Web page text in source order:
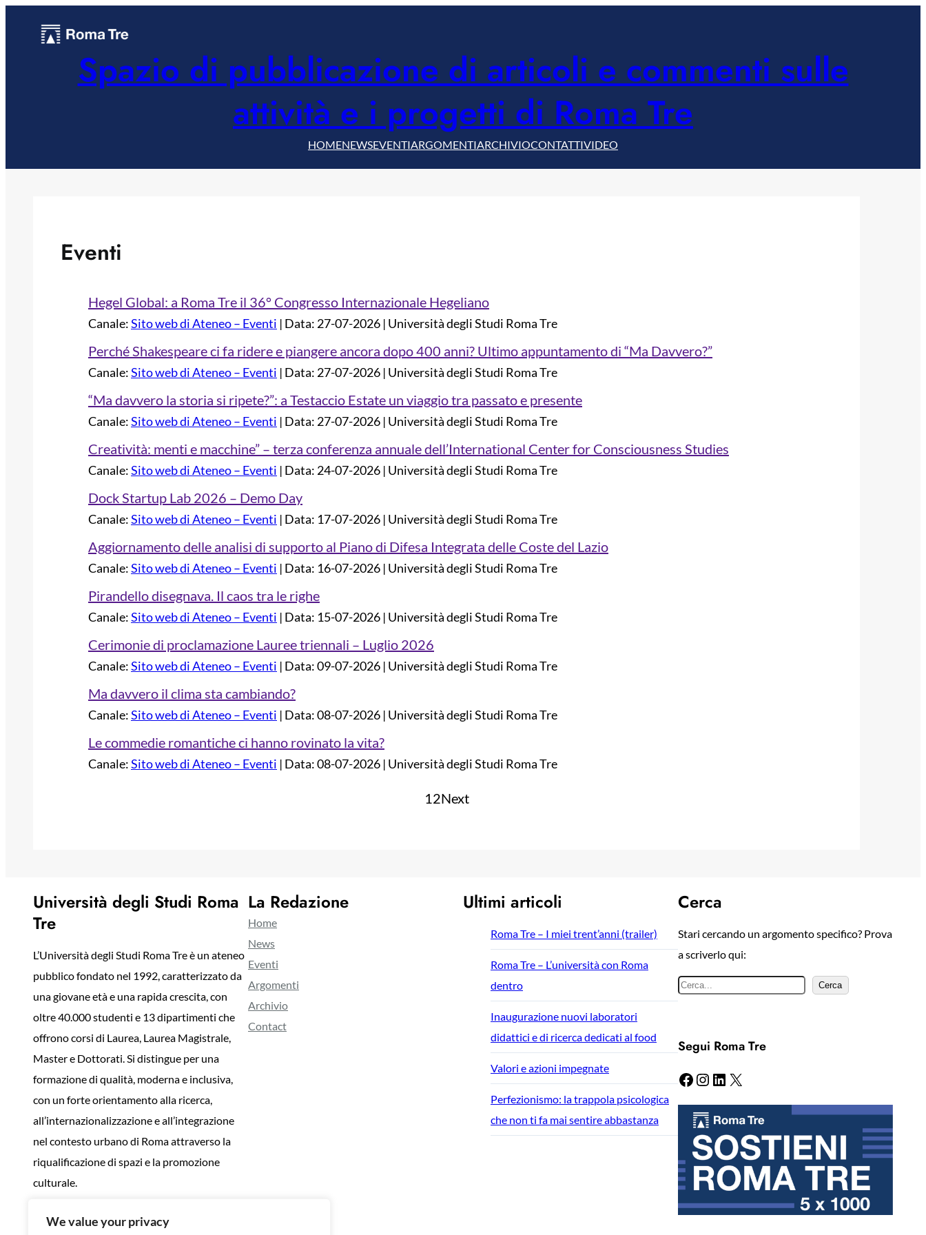
We value your privacy
Spazio di pubblicazione di articoli e commenti sulle
attività e i progetti di Roma Tre
HOMENEWSEVENTIARGOMENTIARCHIVIOCONTATTIVIDEO
Eventi
Hegel Global: a Roma Tre il 36° Congresso Internazionale Hegeliano
Canale:Sito web di Ateneo – Eventi Data: 27-07-2026 Università degli Studi Roma Tre
Perché Shakespeare ci fa ridere e piangere ancora dopo 400 anni? Ultimo appuntamento di “Ma Davvero?”
Canale:Sito web di Ateneo – Eventi Data: 27-07-2026 Università degli Studi Roma Tre
“Ma davvero la storia si ripete?”: a Testaccio Estate un viaggio tra passato e presente
Canale:Sito web di Ateneo – Eventi Data: 27-07-2026 Università degli Studi Roma Tre
Creatività: menti e macchine” – terza conferenza annuale dell’International Center for Consciousness Studies
Canale:Sito web di Ateneo – Eventi Data: 24-07-2026 Università degli Studi Roma Tre
Dock Startup Lab 2026 – Demo Day
Canale:Sito web di Ateneo – Eventi Data: 17-07-2026 Università degli Studi Roma Tre
Aggiornamento delle analisi di supporto al Piano di Difesa Integrata delle Coste del Lazio
Canale:Sito web di Ateneo – Eventi Data: 16-07-2026 Università degli Studi Roma Tre
Pirandello disegnava. Il caos tra le righe
Canale:Sito web di Ateneo – Eventi Data: 15-07-2026 Università degli Studi Roma Tre
Cerimonie di proclamazione Lauree triennali – Luglio 2026
Canale:Sito web di Ateneo – Eventi Data: 09-07-2026 Università degli Studi Roma Tre
Ma davvero il clima sta cambiando?
Canale:Sito web di Ateneo – Eventi Data: 08-07-2026 Università degli Studi Roma Tre
Le commedie romantiche ci hanno rovinato la vita?
Canale:Sito web di Ateneo – Eventi Data: 08-07-2026 Università degli Studi Roma Tre
12Next
Università degli Studi Roma
Tre
L’Università degli Studi Roma Tre è un ateneo
pubblico fondato nel 1992, caratterizzato da
una giovane età e una rapida crescita, con
oltre 40.000 studenti e 13 dipartimenti che
offrono corsi di Laurea, Laurea Magistrale,
Master e Dottorati. Si distingue per una
formazione di qualità, moderna e inclusiva,
con un forte orientamento alla ricerca,
all’internazionalizzazione e all’integrazione
nel contesto urbano di Roma attraverso la
riqualificazione di spazi e la promozione
culturale.
LinkedIn InstagramFacebook
La Redazione
Home
News
Eventi
Argomenti
Archivio
Contact
Ultimi articoli
Roma Tre – I miei trent’anni (trailer)
Roma Tre – L’università con Roma
dentro
Inaugurazione nuovi laboratori
didattici e di ricerca dedicati al food
Valori e azioni impegnate
Perfezionismo: la trappola psicologica
che non ti fa mai sentire abbastanza
Cerca
Stari cercando un argomento specifico? Prova
a scriverlo qui:
C
c
Cerca
Segui Roma Tre
Facebook Instagram LinkedIn X